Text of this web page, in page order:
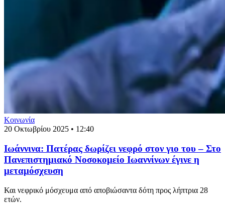
Κοινωνία
20 Οκτωβρίου 2025 • 12:40
Ιωάννινα: Πατέρας δωρίζει νεφρό στον γιο του – Στο
Πανεπιστημιακό Νοσοκομείο Ιωαννίνων έγινε η
μεταμόσχευση
Και νεφρικό μόσχευμα από αποβιώσαντα δότη προς λήπτρια 28
ετών.